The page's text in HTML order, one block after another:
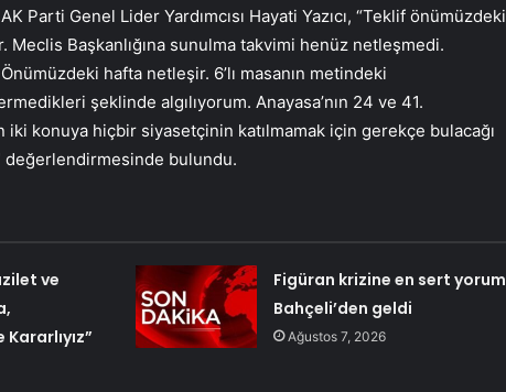
Parti Genel Lider Yardımcısı Hayati Yazıcı, “Teklif önümüzdeki
Meclis Başkanlığına sunulma takvimi henüz netleşmedi.
hafta netleşir. 6’lı masanın metindeki
şeklinde algılıyorum. Anayasa’nın 24 ve 41.
konuya hiçbir siyasetçinin katılmamak için gerekçe bulacağı
değerlendirmesinde bulundu.
ve
Figüran krizine en sert yorum
Bahçeli’den geldi
Ağustos 7, 2026